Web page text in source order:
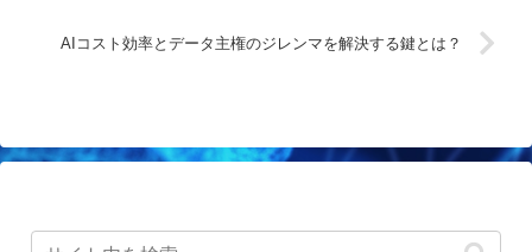
AIコスト効率とデータ主権のジレンマを解決する鍵とは？